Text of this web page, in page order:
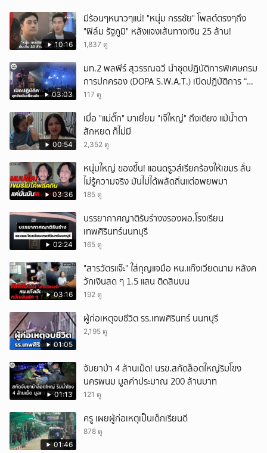
10:16
มีร้อนๆหนาวๆแน่! "หนุ่ม กรรชัย" โพสต์ตรงๆถึง
"ฟิล์ม รัฐภูมิ" หลังแจงเส้นทางเงิน 25 ล้าน!
1,837 ดู
03:03
มท.2 พลพีร์ สุวรรณฉวี นำชุดปฏิบัติการพิเศษกรม
การปกครอง (DOPA S.W.A.T.) เปิดปฏิบัติการ “บา
รมีโสธร” บุกจับผับเถื่อนอัพยา กลางเมืองแปดริ้ว
117 ดู
00:54
เมื่อ "แม่ตั๊ก" มาเยี่ยม "เจ๊ใหญ่" ถึงเตียง แม้น้ำตา
สักหยด ก็ไม่มี
2,352 ดู
03:36
หนุ่มใหญ่ ของขึ้น! แอนดรูวส์เรียกร้องให้เขมร ลั่น
ไม่รู้ความจริง มันไม่ได้พลัดถิ่นแต่อพยพมา
185 ดู
02:24
บรรยากาศญาติรับร่างงรองผอ.โรงเรียน
เทพศิรินทร์นนทบุรี
165 ดู
03:16
"สารวัตรแจ๊ะ" ใส่กุญแจมือ หน.แก๊งเวียดนาม หลังค
วักเงินสด ๆ 1.5 แสน ติดสินบน
192 ดู
01:05
ผู้ก่อเหตุจบชีวิต รร.เทพศิรินทร์ นนทบุรี
2,195 ดู
01:13
จับยาบ้า 4 ล้านเม็ด! นรข.สกัดล็อตใหญ่ริมโขง
นครพนม มูลค่าประมาณ 200 ล้านบาท
121 ดู
01:46
ครู เผยผู้ก่อเหตุเป็นเด็กเรียนดี
878 ดู